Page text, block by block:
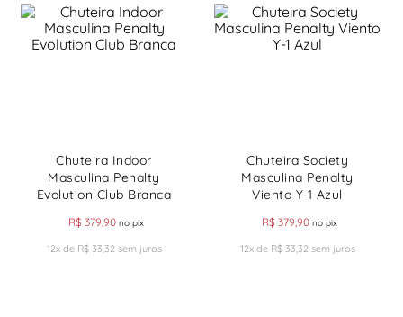
Chuteira Indoor
Masculina Penalty
Evolution Club Branca
R$ 379,90no pix
12x de R$ 33,32sem juros
Chuteira Society
Masculina Penalty
Viento Y-1 Azul
R$ 379,90no pix
12x de R$ 33,32sem juros